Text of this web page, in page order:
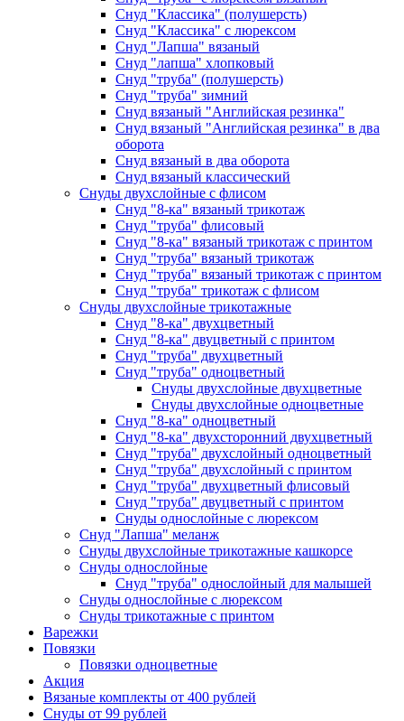
Снуд "Классика" (полушерсть)
Снуд "Классика" с люрексом
Снуд "Лапша" вязаный
Снуд "лапша" хлопковый
Снуд "труба" (полушерсть)
Снуд "труба" зимний
Снуд вязаный "Английская резинка"
Снуд вязаный "Английская резинка" в два
оборота
Снуд вязаный в два оборота
Снуд вязаный классический
Снуды двухслойные с флисом
Снуд "8-ка" вязаный трикотаж
Снуд "труба" флисовый
Снуд "8-ка" вязаный трикотаж с принтом
Снуд "труба" вязаный трикотаж
Снуд "труба" вязаный трикотаж с принтом
Снуд "труба" трикотаж с флисом
Снуды двухслойные трикотажные
Снуд "8-ка" двухцветный
Снуд "8-ка" двуцветный с принтом
Снуд "труба" двухцветный
Снуд "труба" одноцветный
Снуды двухслойные двухцветные
Снуды двухслойные одноцветные
Снуд "8-ка" одноцветный
Снуд "8-ка" двухсторонний двухцветный
Снуд "труба" двухслойный одноцветный
Снуд "труба" двухслойный с принтом
Снуд "труба" двухцветный флисовый
Снуд "труба" двуцветный с принтом
Снуды однослойные с люрексом
Снуд "Лапша" меланж
Снуды двухслойные трикотажные кашкорсе
Снуды однослойные
Снуд "труба" однослойный для малышей
Снуды однослойные с люрексом
Снуды трикотажные с принтом
Варежки
Повязки
Повязки одноцветные
Акция
Вязаные комплекты от 400 рублей
Снуды от 99 рублей